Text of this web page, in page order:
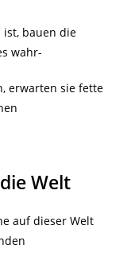
ist, bauen die
wahr-
erwarten sie fette
Welt
auf dieser Welt